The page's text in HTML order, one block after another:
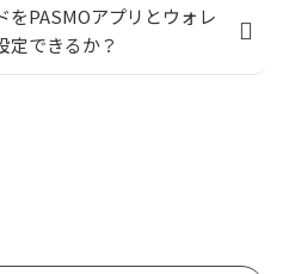
をPASMOアプリとウォレ
定できるか？